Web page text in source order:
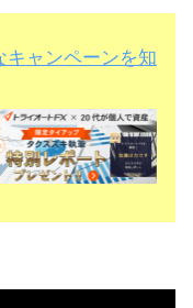
キャンペーンを知